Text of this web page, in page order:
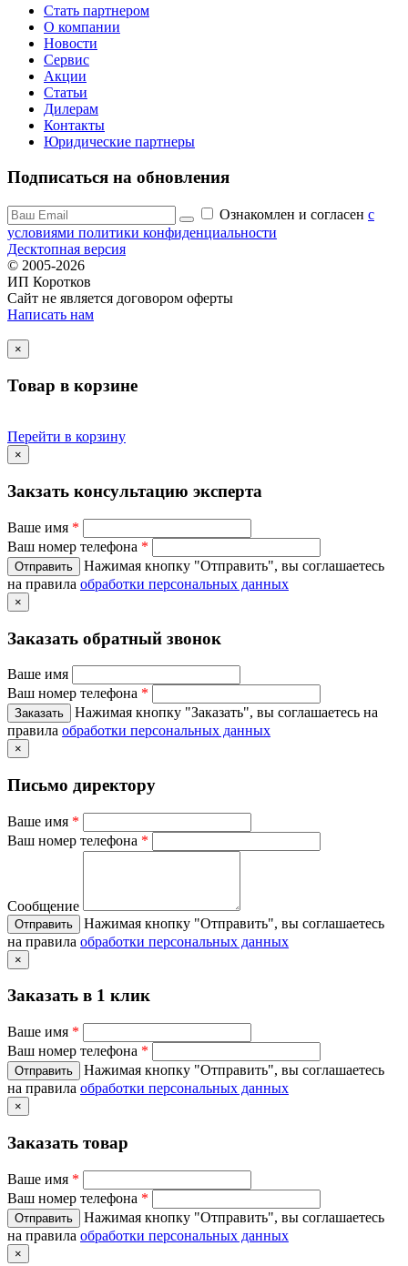
Стать партнером
О компании
Новости
Сервис
Акции
Статьи
Дилерам
Контакты
Юридические партнеры
Подписаться на обновления
Ознакомлен и согласен c
условиями политики конфиденциальности
Десктопная версия
© 2005-2026
ИП Коротков
Сайт не является договором оферты
Написать нам
×
Товар в корзине
Перейти в корзину
×
Закзать консультацию эксперта
Ваше имя *
Ваш номер телефона *
Нажимая кнопку "Отправить", вы соглашаетесь
на правила обработки персональных данных
×
Заказать обратный звонок
Ваше имя
Ваш номер телефона *
Нажимая кнопку "Заказать", вы соглашаетесь на
правила обработки персональных данных
×
Письмо директору
Ваше имя *
Ваш номер телефона *
Сообщение
Нажимая кнопку "Отправить", вы соглашаетесь
на правила обработки персональных данных
×
Заказать в 1 клик
Ваше имя *
Ваш номер телефона *
Нажимая кнопку "Отправить", вы соглашаетесь
на правила обработки персональных данных
×
Заказать товар
Ваше имя *
Ваш номер телефона *
Нажимая кнопку "Отправить", вы соглашаетесь
на правила обработки персональных данных
×